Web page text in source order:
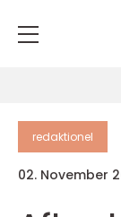
redaktionel
02. November